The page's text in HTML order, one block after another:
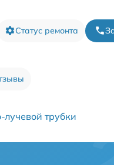
Статус ремонта
лучевой трубки